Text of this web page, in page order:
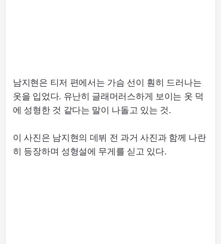
남지현은 티저 편에서는 가슴 선이 훤히 드러나는
옷을 입었다. 유난히 글래머러스하게 보이는 옷 덕
에 성형한 것 같다는 말이 나돌고 있는 것.
이 사진은 남지현의 데뷔 전 과거 사진과 함께 나란
히 등장하며 성형설에 무게를 싣고 있다.